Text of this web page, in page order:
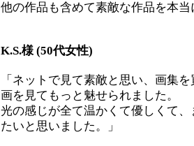
他の作品も含めて素敵な作品を本
K.S.様 (50代女性)
「ネットで見て素敵と思い、画集
画を見てもっと魅せられました。
光の感じが全て温かくて優しくて
たいと思いました。」